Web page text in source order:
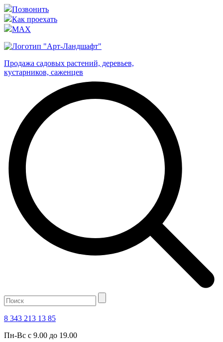
Позвонить
Как проехать
MAX
Продажа садовых растений, деревьев,
кустарников, саженцев
8 343 213 13 85
Пн-Вс с 9.00 до 19.00